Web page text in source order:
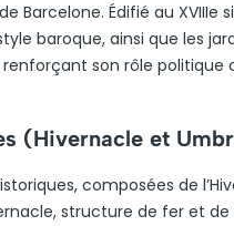
Barcelone. Édifié au
baroque, ainsi que les
renforçant son rôle
(Hivernacle et
composées de
structure de fer et